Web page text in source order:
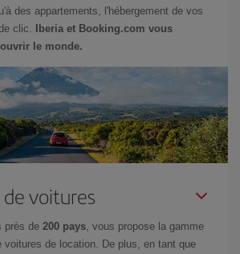
des appartements, l'hébergement de vos
clic.
Iberia et Booking.com vous
le monde.
voitures
près de 200 pays , vous propose la gamme
voitures de location. De plus, en tant que